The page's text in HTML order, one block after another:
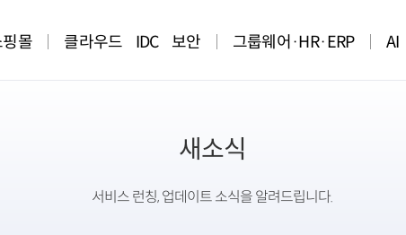
몰 클라우드 IDC 보안 그룹웨어·HR·ERP AI
새소식
서비스 런칭, 업데이트 소식을 알려드립니다.